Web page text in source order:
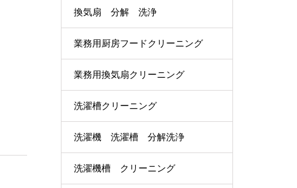
換気扇 分解 洗浄
業務用厨房フードクリーニング
業務用換気扇クリーニング
洗濯槽クリーニング
洗濯機 洗濯槽 分解洗浄
洗濯機槽 クリーニング